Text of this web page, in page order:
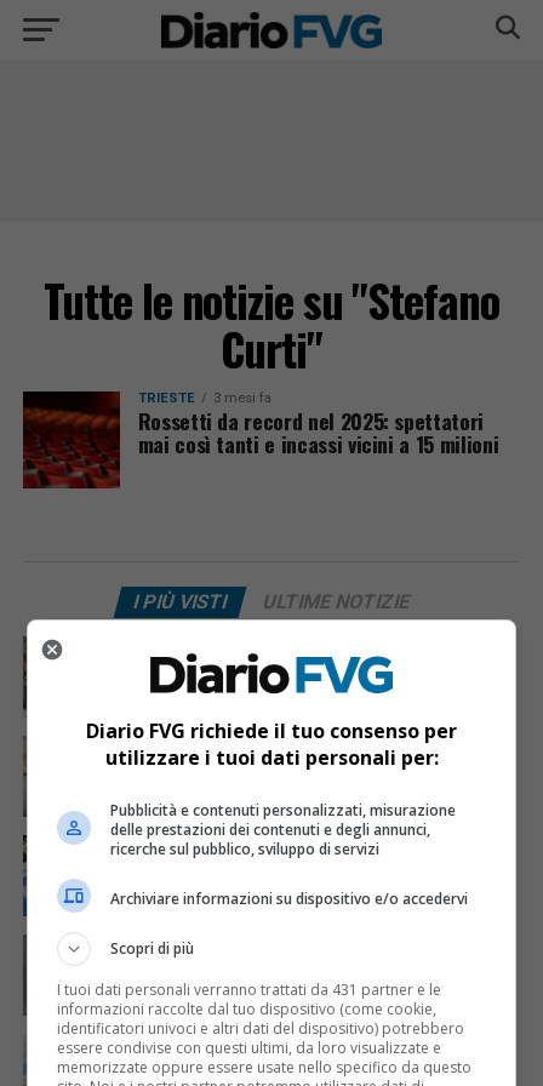
Tutte le notizie su "Stefano
Curti"
TRIESTE 3 mesi fa
Rossetti da record nel 2025: spettatori
mai così tanti e incassi vicini a 15 milioni
I PIÙ VISTI ULTIME NOTIZIE
Acqua da usare con cautela nell’Udinese: ecco tutte
le frazioni sotto osservazione
CRONACA & ATTUALITÀ 4 giorni fa
Mattia Ranghetti muore a 29 anni dopo la
CRONACA & ATTUALITÀ 2 giorni fa
Arrivano 142 nuovi poliziotti in Friuli-Venezia Giulia:
61 saranno assegnati a Trieste
CRONACA & ATTUALITÀ
Mattia Ranghetti morto dopo l’infortunio alle
Ferriere Nord, i sindacati: «Tragedia inaccettabile»
CRONACA & ATTUALITÀ 2 giorni fa
Padre e due figli bloccati a 2.400 metri sul Monte
Diario FVG richiede il tuo consenso per
utilizzare i tuoi dati personali per:
Pubblicità e contenuti personalizzati, misurazione
delle prestazioni dei contenuti e degli annunci,
ricerche sul pubblico, sviluppo di servizi
Archiviare informazioni su dispositivo e/o accedervi
Scopri di più
I tuoi dati personali verranno trattati da 431 partner e le
informazioni raccolte dal tuo dispositivo (come cookie,
identificatori univoci e altri dati del dispositivo) potrebbero
essere condivise con questi ultimi, da loro visualizzate e
memorizzate oppure essere usate nello specifico da questo